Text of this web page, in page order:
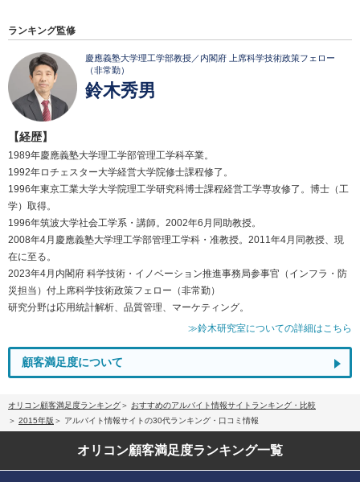
ランキング監修
慶應義塾大学理工学部教授／内閣府 上席科学技術政策フェロー
（非常勤）
鈴木秀男
【経歴】
1989年慶應義塾大学理工学部管理工学科卒業。
1992年ロチェスター大学経営大学院修士課程修了。
1996年東京工業大学大学院理工学研究科博士課程経営工学専攻修了。博士（工
学）取得。
1996年筑波大学社会工学系・講師。2002年6月同助教授。
2008年4月慶應義塾大学理工学部管理工学科・准教授。2011年4月同教授、現
在に至る。
2023年4月内閣府 科学技術・イノベーション推進事務局参事官（インフラ・防
災担当）付上席科学技術政策フェロー（非常勤）
研究分野は応用統計解析、品質管理、マーケティング。
≫鈴木研究室についての詳細はこちら
顧客満足度について
オリコン顧客満足度ランキング
おすすめのアルバイト情報サイトランキング・比較
2015年版
アルバイト情報サイトの30代ランキング・口コミ情報
オリコン顧客満足度ランキング一覧